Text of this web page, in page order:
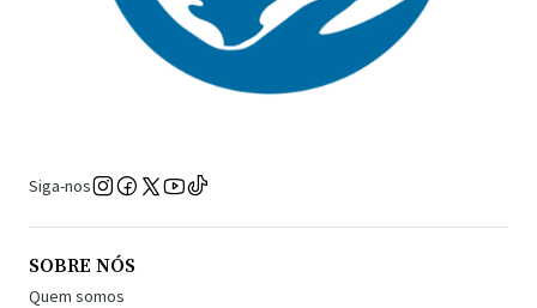
Siga-nos
SOBRE NÓS
Quem somos